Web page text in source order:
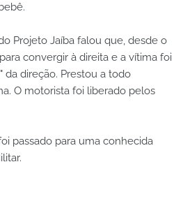
Projeto Jaíba falou que, desde o
convergir à direita e a vítima foi
direção. Prestou a todo
O motorista foi liberado pelos
passado para uma conhecida